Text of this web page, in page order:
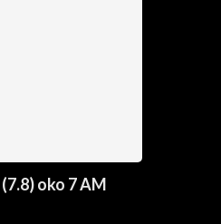
oko 7 AM